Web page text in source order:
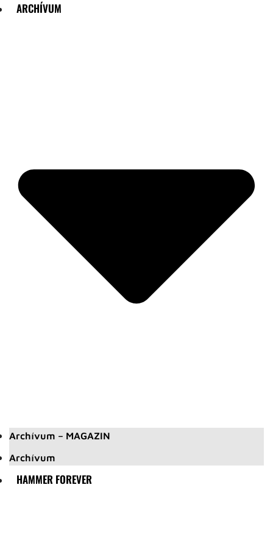
ARCHÍVUM
Archívum – MAGAZIN
Archívum
HAMMER FOREVER